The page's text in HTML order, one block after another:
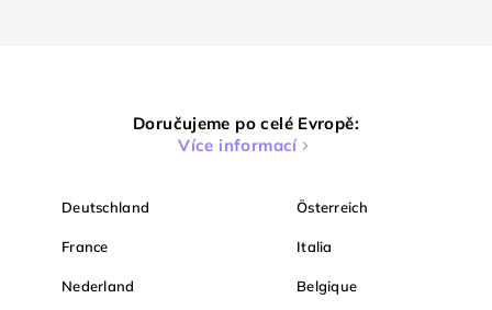
Doručujeme po celé Evropě:
Více informací
Deutschland Österreich
France Italia
Nederland Belgique